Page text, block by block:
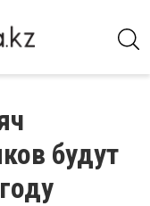
будут